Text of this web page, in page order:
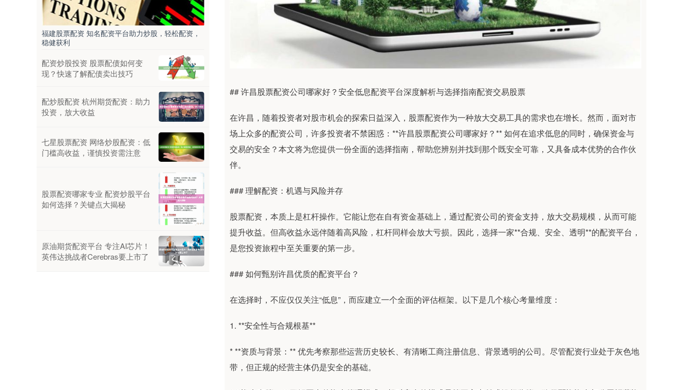
## 许昌股票配资公司哪家好？安全低息配资平台深度解析与选择指南配资交易股票
在许昌，随着投资者对股市机会的探索日益深入，股票配资作为一种放大交易工具的需求也在增长。然而，面对市
场上众多的配资公司，许多投资者不禁困惑：**许昌股票配资公司哪家好？** 如何在追求低息的同时，确保资金与
交易的安全？本文将为您提供一份全面的选择指南，帮助您辨别并找到那个既安全可靠，又具备成本优势的合作伙
伴。
### 理解配资：机遇与风险并存
股票配资，本质上是杠杆操作。它能让您在自有资金基础上，通过配资公司的资金支持，放大交易规模，从而可能
提升收益。但高收益永远伴随着高风险，杠杆同样会放大亏损。因此，选择一家**合规、安全、透明**的配资平台，
是您投资旅程中至关重要的第一步。
### 如何甄别许昌优质的配资平台？
在选择时，不应仅仅关注“低息”，而应建立一个全面的评估框架。以下是几个核心考量维度：
1. **安全性与合规根基**
* **资质与背景：** 优先考察那些运营历史较长、有清晰工商注册信息、背景透明的公司。尽管配资行业处于灰色地
带，但正规的经营主体仍是安全的基础。
福建股票配资 知名配资平台助力炒股，轻松配资，
稳健获利
配资炒股投资 股票配债如何变
现？快速了解配债卖出技巧
配炒股配资 杭州期货配资：助力
投资，放大收益
七星股票配资 网络炒股配资：低
门槛高收益，谨慎投资需注意
股票配资哪家专业 配资炒股平台
如何选择？关键点大揭秘
原油期货配资平台 专注AI芯片！
英伟达挑战者Cerebras要上市了